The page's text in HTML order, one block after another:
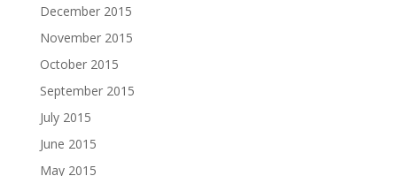
December 2015
November 2015
October 2015
September 2015
July 2015
June 2015
May 2015